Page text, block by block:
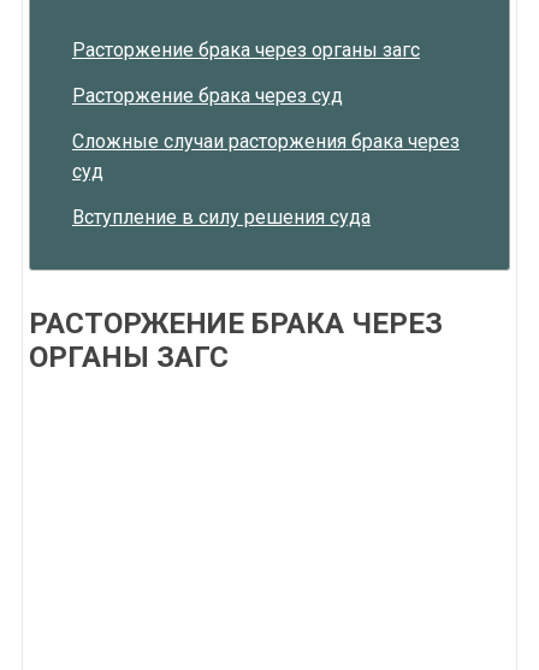
Расторжение брака через органы загс
Расторжение брака через суд
Сложные случаи расторжения брака через
суд
Вступление в силу решения суда
РАСТОРЖЕНИЕ БРАКА ЧЕРЕЗ
ОРГАНЫ ЗАГС